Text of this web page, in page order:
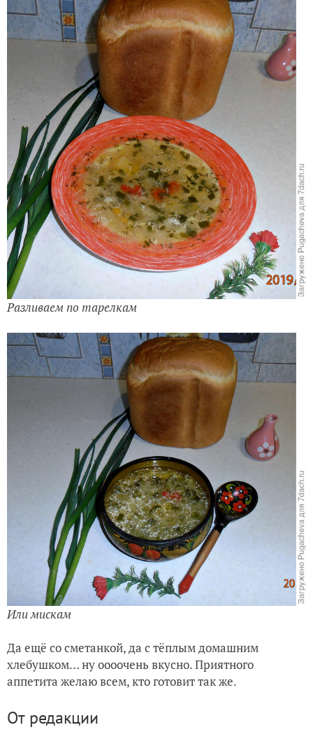
Разливаем по тарелкам
Или мискам
Да ещё со сметанкой, да с тёплым домашним
хлебушком… ну оооочень вкусно. Приятного
аппетита желаю всем, кто готовит так же.
От редакции